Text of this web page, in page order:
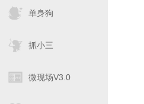
单身狗
抓小三
微现场V3.0